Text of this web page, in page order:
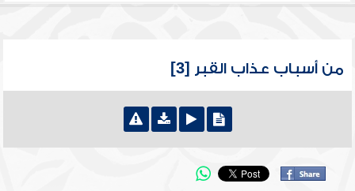
من أسباب عذاب القبر [3]